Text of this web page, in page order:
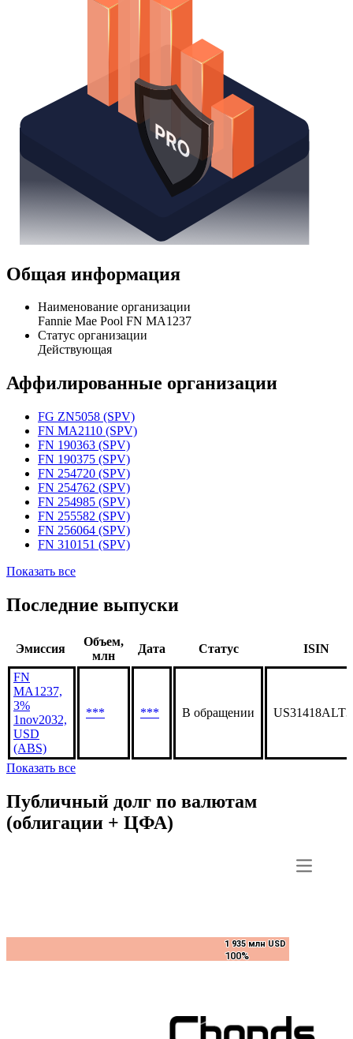
Общая информация
Наименование организации
Fannie Mae Pool FN MA1237
Статус организации
Действующая
Аффилированные организации
FG ZN5058 (SPV)
FN MA2110 (SPV)
FN 190363 (SPV)
FN 190375 (SPV)
FN 254720 (SPV)
FN 254762 (SPV)
FN 254985 (SPV)
FN 255582 (SPV)
FN 256064 (SPV)
FN 310151 (SPV)
Показать все
Последние выпуски
Эмиссия
Объем,
млн
Дата Статус ISIN
FN
MA1237,
3%
1nov2032,
USD
(ABS)
*** *** В обращении
Показать все
Публичный долг по валютам
(облигации + ЦФА)
1 935 млн USD
100%
1 935 млн USD
100%